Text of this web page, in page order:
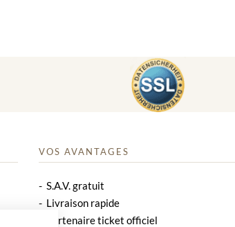
VOS AVANTAGES
S.A.V. gratuit
Livraison rapide
Partenaire ticket officiel